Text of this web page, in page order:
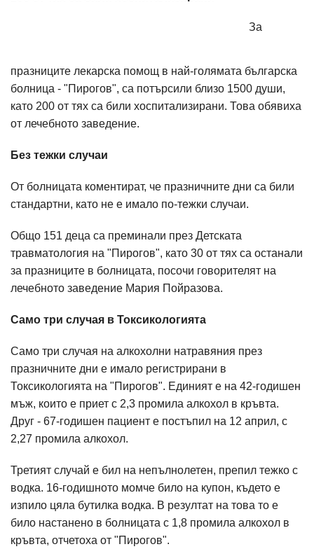
За
празниците лекарска помощ в най-голямата българска
болница - "Пирогов", са потърсили близо 1500 души,
като 200 от тях са били хоспитализирани. Това обявиха
от лечебното заведение.
Без тежки случаи
От болницата коментират, че празничните дни са били
стандартни, като не е имало по-тежки случаи.
Общо 151 деца са преминали през Детската
травматология на "Пирогов", като 30 от тях са останали
за празниците в болницата, посочи говорителят на
лечебното заведение Мария Пойразова.
Само три случая в Токсикологията
Само три случая на алкохолни натравяния през
празничните дни е имало регистрирани в
Токсикологията на "Пирогов". Единият е на 42-годишен
мъж, които е приет с 2,3 промила алкохол в кръвта.
Друг - 67-годишен пациент е постъпил на 12 април, с
2,27 промила алкохол.
Третият случай е бил на непълнолетен, препил тежко с
водка. 16-годишното момче било на купон, където е
изпило цяла бутилка водка. В резултат на това то е
било настанено в болницата с 1,8 промила алкохол в
кръвта, отчетоха от "Пирогов".